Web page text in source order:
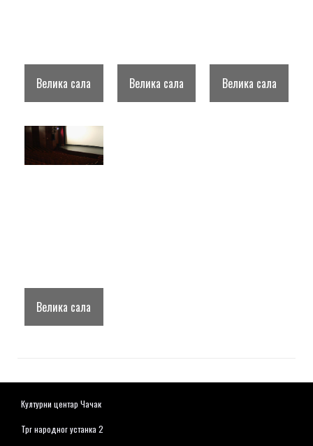
Велика сала Велика сала Велика сала
Велика сала
Културни центар Чачак
Трг народног устанка 2